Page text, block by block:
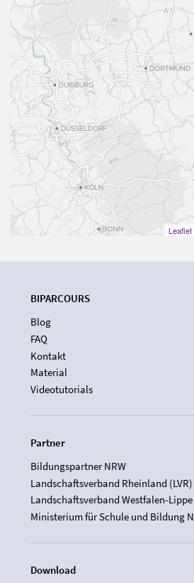
Leaflet
BIPARCOURS
Blog
FAQ
Kontakt
Material
Videotutorials
Partner
Bildungspartner NRW
Landschaftsverband Rheinland (LVR)
Landschaftsverband Westfalen-Lippe
Ministerium für Schule und Bildung
Download